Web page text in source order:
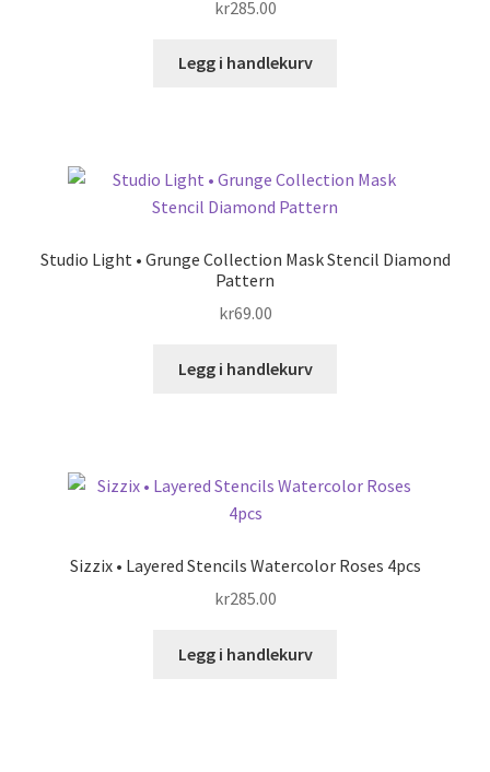
kr285.00
Legg i handlekurv
Studio Light • Grunge Collection Mask Stencil Diamond
Pattern
kr69.00
Legg i handlekurv
Sizzix • Layered Stencils Watercolor Roses 4pcs
kr285.00
Legg i handlekurv